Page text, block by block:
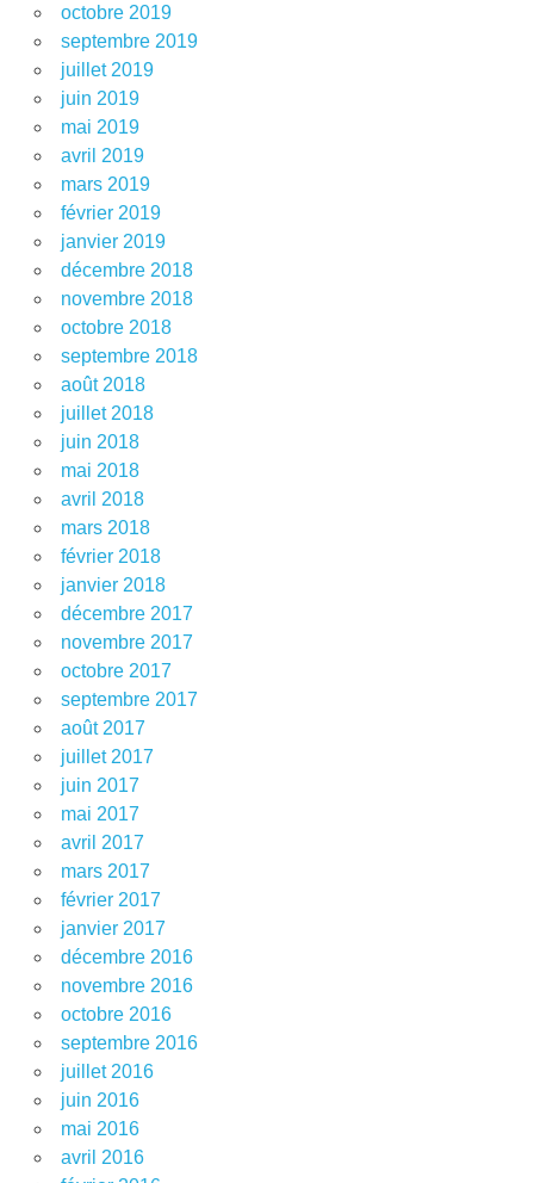
octobre 2019
septembre 2019
juillet 2019
juin 2019
mai 2019
avril 2019
mars 2019
février 2019
janvier 2019
décembre 2018
novembre 2018
octobre 2018
septembre 2018
août 2018
juillet 2018
juin 2018
mai 2018
avril 2018
mars 2018
février 2018
janvier 2018
décembre 2017
novembre 2017
octobre 2017
septembre 2017
août 2017
juillet 2017
juin 2017
mai 2017
avril 2017
mars 2017
février 2017
janvier 2017
décembre 2016
novembre 2016
octobre 2016
septembre 2016
juillet 2016
juin 2016
mai 2016
avril 2016